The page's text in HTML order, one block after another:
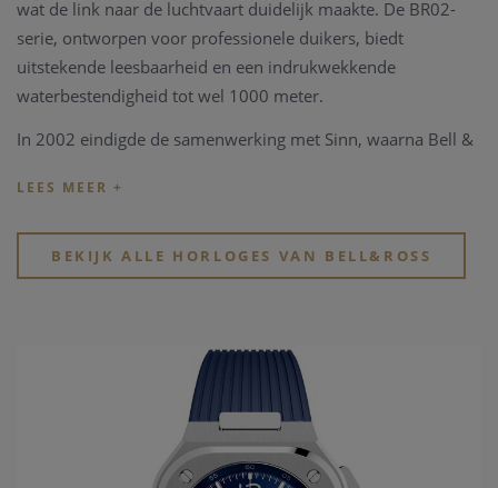
wat de link naar de luchtvaart duidelijk maakte. De BR02-
serie, ontworpen voor professionele duikers, biedt
uitstekende leesbaarheid en een indrukwekkende
waterbestendigheid tot wel 1000 meter.
In 2002 eindigde de samenwerking met Sinn, waarna Bell &
de-Fonds, Zwitserland. Het merk staat bekend om zijn
maritieme precisie en robuuste functionaliteit combineert.
Dit komt tot uiting in de vier kernprincipes van Bell & Ross:
die op vliegtuiginstrumenten, en speciale functies die zijn
ontworpen voor specifieke toepassingen.
Bijna de volledige collectie van Bell & Ross bestaat uit
automatische horloges, met uitzondering van de verfijnde
BEKIJK ALLE HORLOGES VAN BELL&ROSS